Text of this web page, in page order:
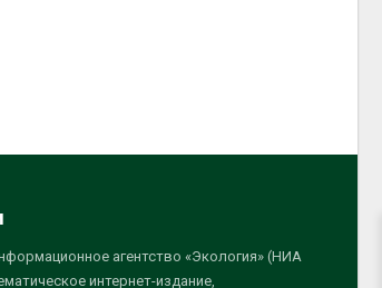
агентство «Экология» (НИА
интернет-издание,